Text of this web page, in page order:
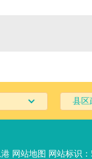
县区
网站地图 网站标识：